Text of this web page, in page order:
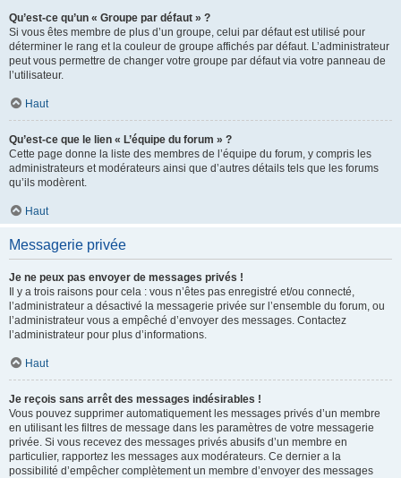
Qu’est-ce qu’un « Groupe par défaut » ?
Si vous êtes membre de plus d’un groupe, celui par défaut est utilisé pour
déterminer le rang et la couleur de groupe affichés par défaut. L’administrateur
peut vous permettre de changer votre groupe par défaut via votre panneau de
l’utilisateur.
Haut
Qu’est-ce que le lien « L’équipe du forum » ?
Cette page donne la liste des membres de l’équipe du forum, y compris les
administrateurs et modérateurs ainsi que d’autres détails tels que les forums
qu’ils modèrent.
Haut
Messagerie privée
Je ne peux pas envoyer de messages privés !
Il y a trois raisons pour cela : vous n’êtes pas enregistré et/ou connecté,
l’administrateur a désactivé la messagerie privée sur l’ensemble du forum, ou
l’administrateur vous a empêché d’envoyer des messages. Contactez
l’administrateur pour plus d’informations.
Haut
Je reçois sans arrêt des messages indésirables !
Vous pouvez supprimer automatiquement les messages privés d’un membre
en utilisant les filtres de message dans les paramètres de votre messagerie
privée. Si vous recevez des messages privés abusifs d’un membre en
particulier, rapportez les messages aux modérateurs. Ce dernier a la
possibilité d’empêcher complètement un membre d’envoyer des messages